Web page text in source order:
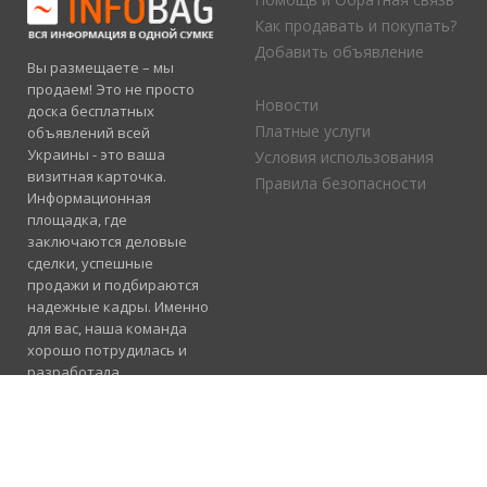
Вы размещаете – мы
продаем! Это не просто
доска бесплатных
объявлений всей
Украины - это ваша
визитная карточка.
Информационная
площадка, где
заключаются деловые
сделки, успешные
продажи и подбираются
надежные кадры. Именно
для вас, наша команда
хорошо потрудилась и
разработала
Как продавать и покупать?
Добавить объявление
Новости
Платные услуги
Условия использования
Правила безопасности